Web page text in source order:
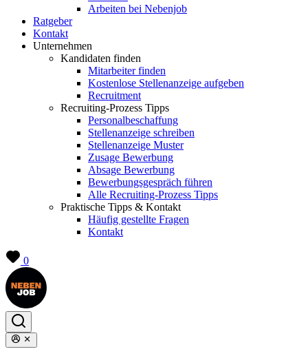
Arbeiten bei Nebenjob
Ratgeber
Kontakt
Unternehmen
Kandidaten finden
Mitarbeiter finden
Kostenlose Stellenanzeige aufgeben
Recruitment
Recruiting-Prozess Tipps
Personalbeschaffung
Stellenanzeige schreiben
Stellenanzeige Muster
Zusage Bewerbung
Absage Bewerbung
Bewerbungsgespräch führen
Alle Recruiting-Prozess Tipps
Praktische Tipps & Kontakt
Häufig gestellte Fragen
Kontakt
0